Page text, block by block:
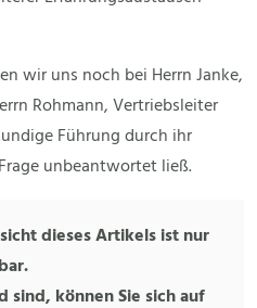
wir uns noch bei Herrn Janke,
Rohmann, Vertriebsleiter
Führung durch ihr
unbeantwortet ließ.
dieses Artikels ist nur
sind, können Sie sich auf